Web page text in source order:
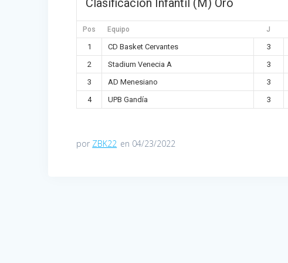
Clasificación Infantil (M) Oro
Pos Equipo J
1 CD Basket Cervantes 3
2
Stadium Venecia A 3
3
AD Menesiano 3
4
UPB Gandía 3
por ZBK22 en 04/23/2022